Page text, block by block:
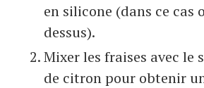
en silicone (dans ce cas
dessus).
Mixer les fraises avec le
de citron pour obtenir